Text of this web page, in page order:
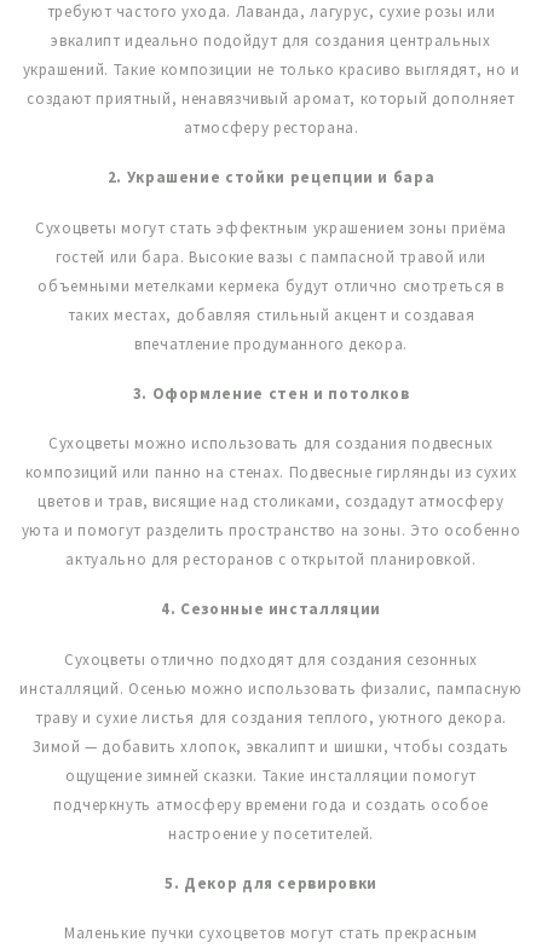
требуют частого ухода. Лаванда, лагурус, сухие розы или
эвкалипт идеально подойдут для создания центральных
украшений. Такие композиции не только красиво выглядят, но и
создают приятный, ненавязчивый аромат, который дополняет
атмосферу ресторана.
2. Украшение стойки рецепции и бара
Сухоцветы могут стать эффектным украшением зоны приёма
гостей или бара. Высокие вазы с пампасной травой или
объемными метелками кермека будут отлично смотреться в
таких местах, добавляя стильный акцент и создавая
впечатление продуманного декора.
3. Оформление стен и потолков
Сухоцветы можно использовать для создания подвесных
композиций или панно на стенах. Подвесные гирлянды из сухих
цветов и трав, висящие над столиками, создадут атмосферу
уюта и помогут разделить пространство на зоны. Это особенно
актуально для ресторанов с открытой планировкой.
4. Сезонные инсталляции
Сухоцветы отлично подходят для создания сезонных
инсталляций. Осенью можно использовать физалис, пампасную
траву и сухие листья для создания теплого, уютного декора.
Зимой — добавить хлопок, эвкалипт и шишки, чтобы создать
ощущение зимней сказки. Такие инсталляции помогут
подчеркнуть атмосферу времени года и создать особое
настроение у посетителей.
5. Декор для сервировки
Маленькие пучки сухоцветов могут стать прекрасным